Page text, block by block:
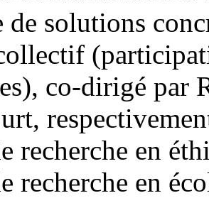
de solutions
co-dirigé par
recherche en
recherche en